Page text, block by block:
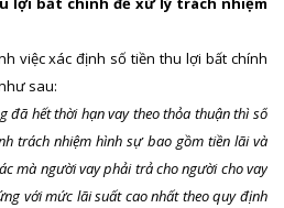
việc xác định số tiền thu lợi bất chính
sau:
đã hết thời hạn vay theo thỏa thuận thì số
trách nhiệm hình sự bao gồm tiền lãi và
mà người vay phải trả cho người cho vay
với mức lãi suất cao nhất theo quy định